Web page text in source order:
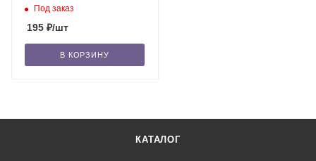
Под заказ
195 ₽/шт
В КОРЗИНУ
КАТАЛОГ